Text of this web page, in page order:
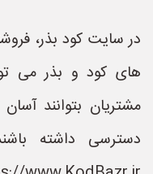
در سایت کود بذر،
های کود و بذر می
مشتریان بتوانند
دسترسی داشته